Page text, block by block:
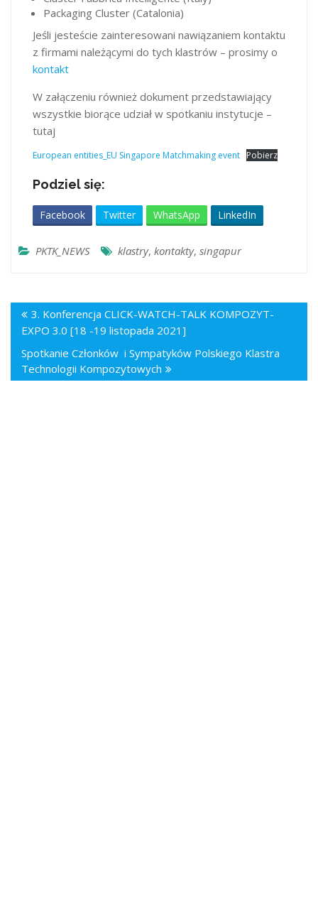
Packaging Cluster (Catalonia)
Jeśli jesteście zainteresowani nawiązaniem kontaktu
z firmami należącymi do tych klastrów – prosimy o
kontakt
W załączeniu również dokument przedstawiający
wszystkie biorące udział w spotkaniu instytucje –
tutaj
European entities_EU Singapore Matchmaking event Pobierz
Podziel się:
Facebook Twitter WhatsApp LinkedIn
PKTK_NEWS klastry, kontakty, singapur
3. Konferencja CLICK-WATCH-TALK KOMPOZYT-
EXPO 3.0 [18 -19 listopada 2021]
Spotkanie Członków i Sympatyków Polskiego Klastra
Technologii Kompozytowych